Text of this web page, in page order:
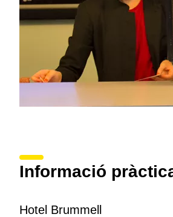
Informació
Hotel Brummell